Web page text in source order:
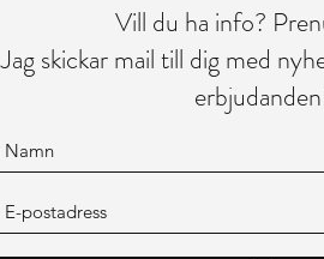
Vill du ha info?
Jag skickar mail till dig med